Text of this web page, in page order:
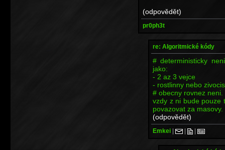
(odpovědět)
pr0ph3t
re: Algoritmické kódy
# deterministicky
jako:
- 2 az 3 vejce
- rostlinny nebo
# obecny rovnez
vzdy z ni bude pouze
povazovat za masovy.
(odpovědět)
Emkei | | |